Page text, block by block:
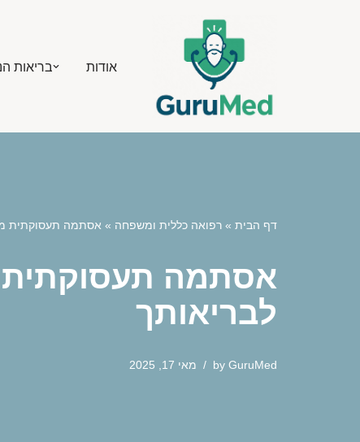
אודות בריאות
דף הבית » רפואה כללית ומשפחה » אסתמה תעסוקתית
אסתמה תעסוקתית
לבריאותך
by GuruMed מאי 17, 2025